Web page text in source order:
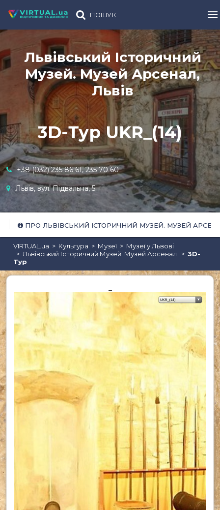
ПОШУК
Львівський Історичний
Музей. Музей Арсенал,
Львів
3D-Тур UKR_(14)
+38 (032) 235 86 61, 235 70 60
Львів, вул. Підвальна, 5
ПРО ЛЬВІВСЬКИЙ ІСТОРИЧНИЙ МУЗЕЙ. МУЗЕЙ
VIRTUAL.ua Культура Музеї
Музеї у Львові
Львівський Історичний Музей. Музей Арсенал
3D-
Тур
Кальян-бари та кальян-